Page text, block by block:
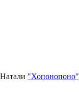
Натали "Хопонопоно"